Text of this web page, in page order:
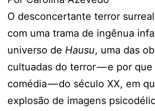
O desconcertante terror
com uma trama de ingênua
universo de Hausu, uma das
cultuadas do terror — e por que
comédia — do século XX, em
explosão de imagens